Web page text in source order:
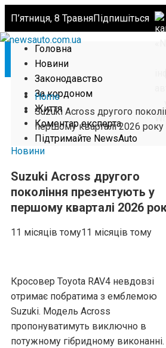
П’ятниця, 8 ТравняПідпишіться
Головна
Новини
Законодавство
За кордоном
Життя
Коментар експерта
Підтримайте NewsAuto
Home
Suzuki Across другого
першому кварталі 2026 року
Новини
Suzuki Across другого
покоління презентують у
першому кварталі 2026
11 місяців тому11 місяців тому
Кросовер Toyota RAV4 невдовзі
отримає побратима з емблемою
Suzuki. Модель Across
пропонуватимуть виключно в
потужному гібридному виконанні.